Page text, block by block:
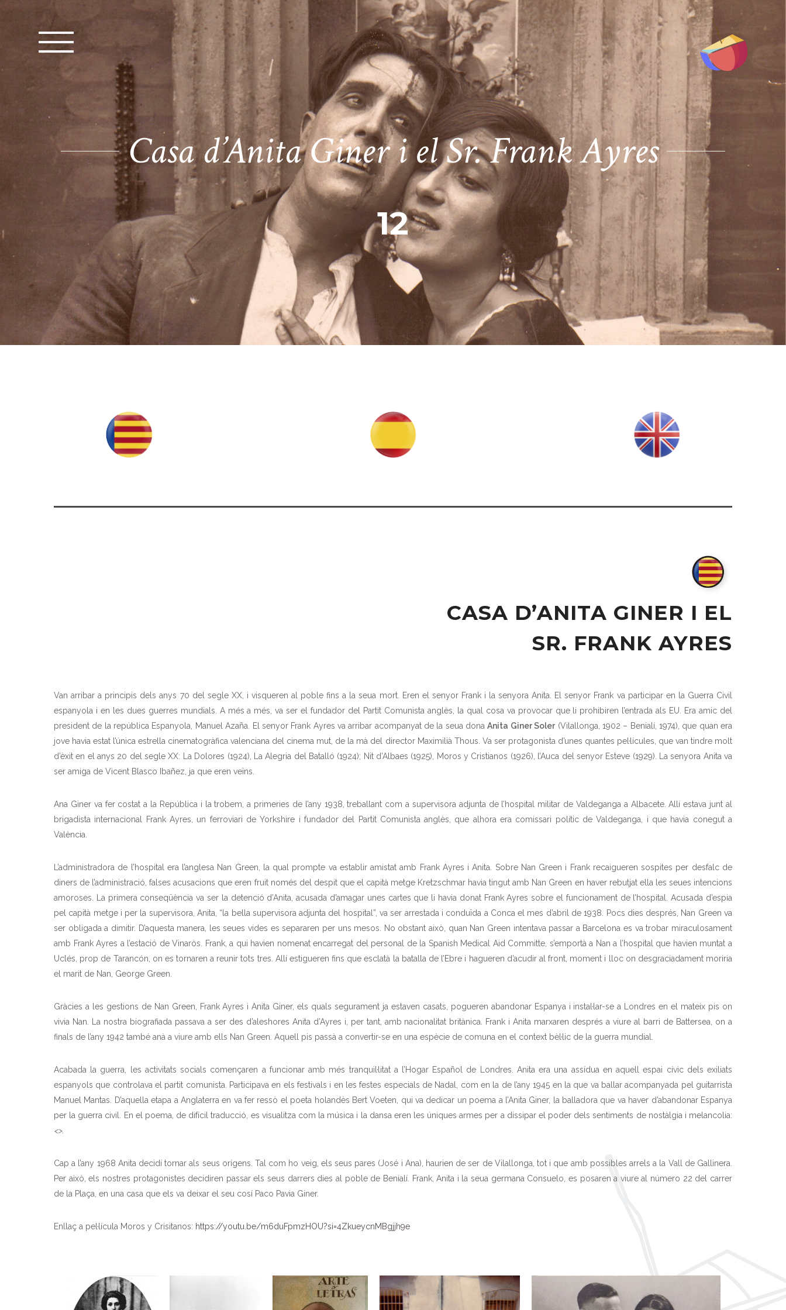
HISTÒRIA
ELS 8 POBLES
PATRIMONI
DADES ÚTILS
Casa d’Anita Giner i el Sr. Frank Ayres
12
CASA D’ANITA GINER I EL
SR. FRANK AYRES
Van arribar a principis dels anys 70 del segle XX, i visqueren al poble fins a la seua mort. Eren el senyor Frank i la senyora Anita. El senyor Frank va participar en la Guerra Civil
espanyola i en les dues guerres mundials. A més a més, va ser el fundador del Partit Comunista anglès, la qual cosa va provocar que li prohibiren l’entrada als EU. Era amic del
president de la república Espanyola, Manuel Azaña. El senyor Frank Ayres va arribar acompanyat de la seua donaAnita Giner Soler(Vilallonga, 1902 – Benialí, 1974), que quan era
jove havia estat l’única estrella cinematogràfica valenciana del cinema mut, de la mà del director Maximilià Thous. Va ser protagonista d’unes quantes pel·lícules, que van tindre molt
d’èxit en el anys 20 del segle XX: La Dolores (1924), La Alegria del Batalló (1924); Nit d’Albaes (1925), Moros y Cristianos (1926), l’Auca del senyor Esteve (1929). La senyora Anita va
ser amiga de Vicent Blasco Ibañez, ja que eren veïns.
Ana Giner va fer costat a la República i la trobem, a primeries de l’any 1938, treballant com a supervisora adjunta de l’hospital militar de Valdeganga a Albacete. Allí estava junt al
brigadista internacional Frank Ayres, un ferroviari de Yorkshire i fundador del Partit Comunista anglès, que alhora era comissari polític de Valdeganga, i que havia conegut a
València.
L’administradora de l’hospital era l’anglesa Nan Green, la qual prompte va establir amistat amb Frank Ayres i Anita. Sobre Nan Green i Frank recaigueren sospites per desfalc de
diners de l’administració, falses acusacions que eren fruit només del despit que el capità metge Kretzschmar havia tingut amb Nan Green en haver rebutjat ella les seues intencions
amoroses. La primera conseqüència va ser la detenció d’Anita, acusada d’amagar unes cartes que li havia donat Frank Ayres sobre el funcionament de l’hospital. Acusada d’espia
pel capità metge i per la supervisora, Anita, “la bella supervisora adjunta del hospital”, va ser arrestada i conduïda a Conca el mes d’abril de 1938. Pocs dies després, Nan Green va
ser obligada a dimitir. D’aquesta manera, les seues vides es separaren per uns mesos. No obstant això, quan Nan Green intentava passar a Barcelona es va trobar miraculosament
amb Frank Ayres a l’estació de Vinaròs. Frank, a qui havien nomenat encarregat del personal de la Spanish Medical Aid Committe, s’emportà a Nan a l’hospital que havien muntat a
Uclés, prop de Tarancón, on es tornaren a reunir tots tres. Allí estigueren fins que esclatà la batalla de l’Ebre i hagueren d’acudir al front, moment i lloc on desgraciadament moriria
el marit de Nan, George Green.
Gràcies a les gestions de Nan Green, Frank Ayres i Anita Giner, els quals segurament ja estaven casats, pogueren abandonar Espanya i instal·lar-se a Londres en el mateix pis on
vivia Nan. La nostra biografiada passava a ser des d’aleshores Anita d’Ayres i, per tant, amb nacionalitat britànica. Frank i Anita marxaren després a viure al barri de Battersea, on a
finals de l’any 1942 també anà a viure amb ells Nan Green. Aquell pis passà a convertir-se en una espècie de comuna en el context bèl·lic de la guerra mundial.
Acabada la guerra, les activitats socials començaren a funcionar amb més tranquil·litat a l’Hogar Español de Londres. Anita era una assídua en aquell espai cívic dels exiliats
espanyols que controlava el partit comunista. Participava en els festivals i en les festes especials de Nadal, com en la de l’any 1945 en la que va ballar acompanyada pel guitarrista
Manuel Mantas. D’aquella etapa a Anglaterra en va fer ressò el poeta holandès Bert Voeten, qui va dedicar un poema a l’Anita Giner, la balladora que va haver d’abandonar Espanya
per la guerra civil. En el poema, de difícil traducció, es visualitza com la música i la dansa eren les úniques armes per a dissipar el poder dels sentiments de nostàlgia i melancolia:
<>.
Cap a l’any 1968 Anita decidí tornar als seus orígens. Tal com ho veig, els seus pares (José i Ana), haurien de ser de Vilallonga, tot i que amb possibles arrels a la Vall de Gallinera.
Per això, els nostres protagonistes decidiren passar els seus darrers dies al poble de Benialí. Frank, Anita i la seua germana Consuelo, es posaren a viure al número 22 del carrer
de la Plaça, en una casa que els va deixar el seu cosí Paco Pavia Giner.
Enllaç a pel·lícula Moros y Crisitanos: https://youtu.be/m6duFpmzHOU?si=4ZkueycnMBgjjh9e